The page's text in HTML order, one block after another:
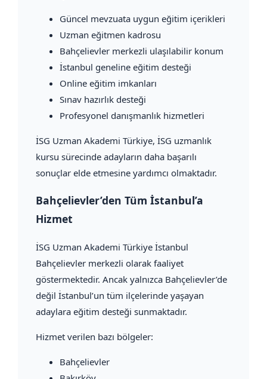
Güncel mevzuata uygun eğitim içerikleri
Uzman eğitmen kadrosu
Bahçelievler merkezli ulaşılabilir konum
İstanbul geneline eğitim desteği
Online eğitim imkanları
Sınav hazırlık desteği
Profesyonel danışmanlık hizmetleri
İSG Uzman Akademi Türkiye, İSG uzmanlık
kursu sürecinde adayların daha başarılı
sonuçlar elde etmesine yardımcı olmaktadır.
Bahçelievler’den Tüm İstanbul’a
Hizmet
İSG Uzman Akademi Türkiye İstanbul
Bahçelievler merkezli olarak faaliyet
göstermektedir. Ancak yalnızca Bahçelievler’de
değil İstanbul’un tüm ilçelerinde yaşayan
adaylara eğitim desteği sunmaktadır.
Hizmet verilen bazı bölgeler:
Bahçelievler